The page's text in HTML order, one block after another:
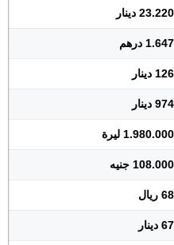
23.220 دينار
1.647 درهم
126 دينار
974 دينار
1.980.000 ليرة
108.000 جنيه
68 ريال
67 دينار